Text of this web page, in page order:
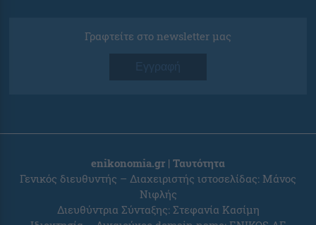
Γραφτείτε στο newsletter μας
Εγγραφή
enikonomia.gr | Ταυτότητα
Γενικός διευθυντής – Διαχειριστής ιστοσελίδας: Μάνος
Νιφλής
Διευθύντρια Σύνταξης: Στεφανία Κασίμη